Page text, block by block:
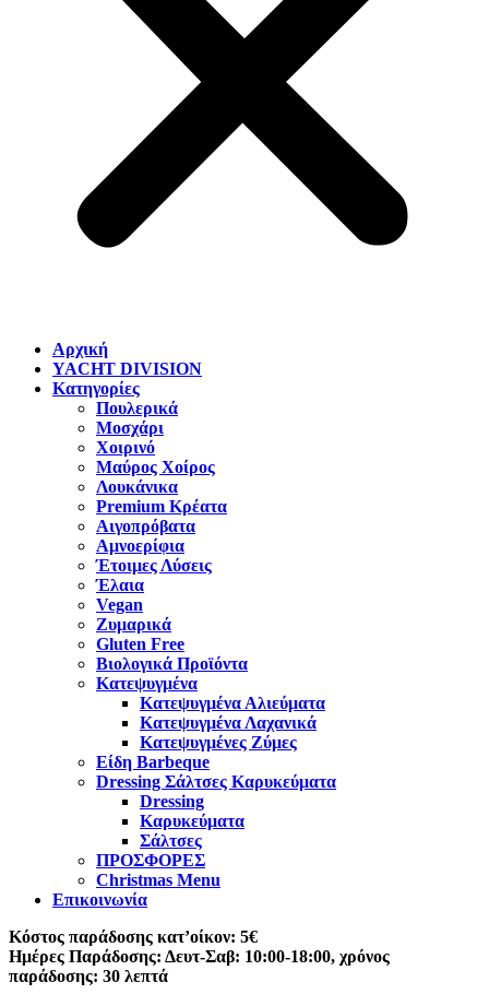
Αρχική
YACHT DIVISION
Κατηγορίες
Πουλερικά
Μοσχάρι
Χοιρινό
Μαύρος Χοίρος
Λουκάνικα
Premium Κρέατα
Αιγοπρόβατα
Αμνοερίφια
Έτοιμες Λύσεις
Έλαια
Vegan
Ζυμαρικά
Gluten Free
Βιολογικά Προϊόντα
Κατεψυγμένα
Κατεψυγμένα Αλιεύματα
Κατεψυγμένα Λαχανικά
Κατεψυγμένες Ζύμες
Είδη Barbeque
Dressing Σάλτσες Καρυκεύματα
Dressing
Καρυκεύματα
Σάλτσες
ΠΡΟΣΦΟΡΕΣ
Christmas Menu
Επικοινωνία
Κόστος παράδοσης κατ’οίκον: 5€
Ημέρες Παράδοσης: Δευτ-Σαβ: 10:00-18:00, χρόνος
παράδοσης: 30 λεπτά